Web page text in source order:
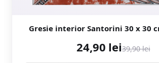
24,90 lei39,90 lei